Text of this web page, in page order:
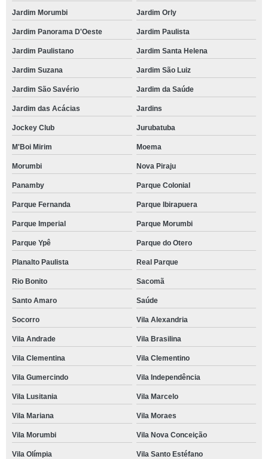
Jardim Morumbi Jardim Orly
Jardim Panorama D'Oeste Jardim Paulista
Jardim Paulistano Jardim Santa Helena
Jardim Suzana Jardim São Luiz
Jardim São Savério Jardim da Saúde
Jardim das Acácias Jardins
Jockey Club Jurubatuba
M'Boi Mirim Moema
Morumbi Nova Piraju
Panamby Parque Colonial
Parque Fernanda Parque Ibirapuera
Parque Imperial Parque Morumbi
Parque Ypê Parque do Otero
Planalto Paulista Real Parque
Rio Bonito Sacomã
Santo Amaro Saúde
Socorro Vila Alexandria
Vila Andrade Vila Brasilina
Vila Clementina Vila Clementino
Vila Gumercindo Vila Independência
Vila Lusitania Vila Marcelo
Vila Mariana Vila Moraes
Vila Morumbi Vila Nova Conceição
Vila Olímpia Vila Santo Estéfano